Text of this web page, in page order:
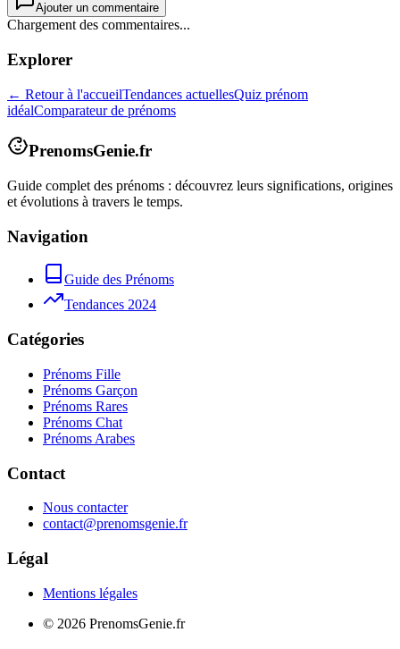
Ajouter un commentaire
Chargement des commentaires...
Explorer
← Retour à l'accueilTendances actuellesQuiz prénom
idéalComparateur de prénoms
PrenomsGenie.fr
Guide complet des prénoms : découvrez leurs significations, origines
et évolutions à travers le temps.
Navigation
Guide des Prénoms
Tendances 2024
Catégories
Prénoms Fille
Prénoms Garçon
Prénoms Rares
Prénoms Chat
Prénoms Arabes
Contact
Nous contacter
contact@prenomsgenie.fr
Légal
Mentions légales
© 2026 PrenomsGenie.fr